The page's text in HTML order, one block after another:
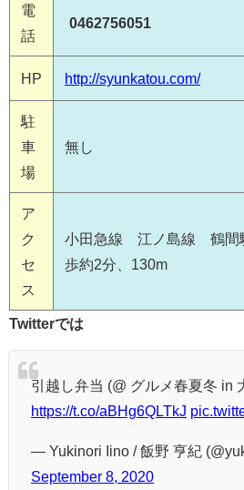
電
話
0462756051
HP http://syunkatou.com/
駐
車
場
無し
ア
ク
セ
ス
小田急線 江ノ島線 鶴間
歩約2分、130m
Twitterでは
引越し弁当 (@ グルメ春夏冬 in
https://t.co/aBHg6QLTkJ
— Yukinori Iino / 飯野 亨紀
September 8, 2020